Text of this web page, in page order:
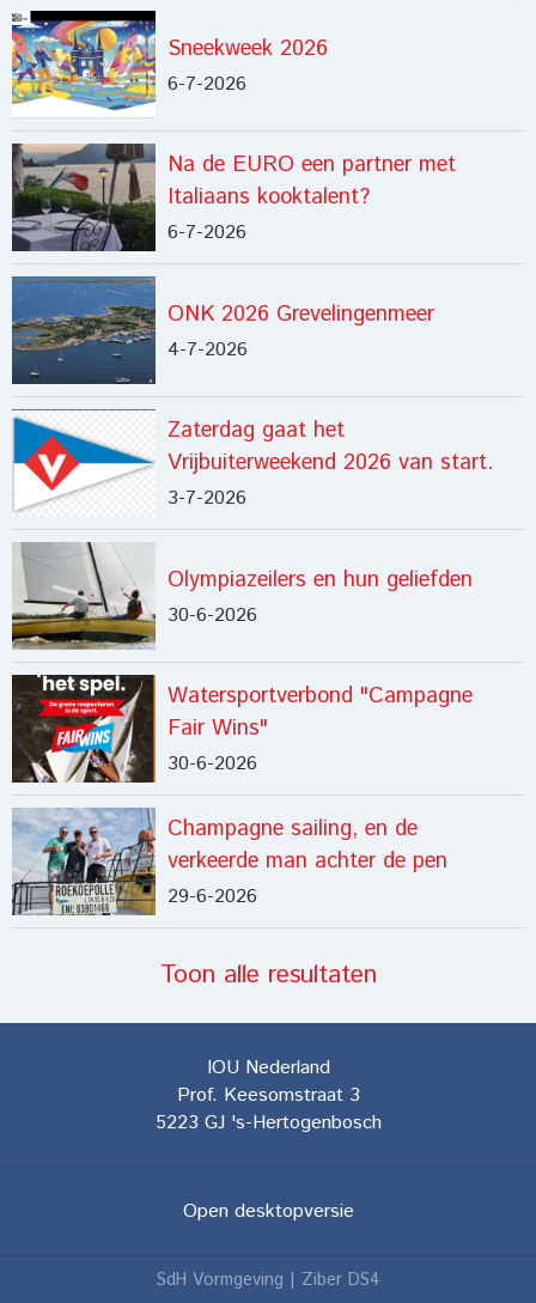
Sneekweek 2026
6-7-2026
Na de EURO een partner met
Italiaans kooktalent?
6-7-2026
ONK 2026 Grevelingenmeer
4-7-2026
Zaterdag gaat het
Vrijbuiterweekend 2026 van start.
3-7-2026
Olympiazeilers en hun geliefden
30-6-2026
Watersportverbond "Campagne
Fair Wins"
30-6-2026
Champagne sailing, en de
verkeerde man achter de pen
29-6-2026
Toon alle resultaten
IOU Nederland
Prof. Keesomstraat 3
5223 GJ 's-Hertogenbosch
Open desktopversie
SdH Vormgeving | Ziber DS4